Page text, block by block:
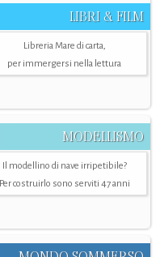
LIBRI & FILM
Libreria Mare di carta,
per immergersi nella lettura
MODELLISMO
Il modellino di nave irripetibile?
Per costruirlo sono serviti 47 anni